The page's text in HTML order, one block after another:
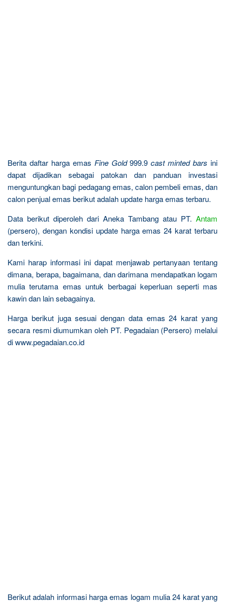
Berita daftar harga emas Fine Gold999.9cast minted barsini
dapat dijadikan sebagai patokan dan panduan investasi
menguntungkan bagi pedagang emas, calon pembeli emas, dan
calon penjual emas berikut adalah update harga emas terbaru.
Data berikut diperoleh dari Aneka Tambang atau PT. Antam
(persero), dengan kondisi update harga emas 24 karat terbaru
dan terkini.
Kami harap informasi ini dapat menjawab pertanyaan tentang
dimana, berapa, bagaimana, dan darimana mendapatkan logam
mulia terutama emas untuk berbagai keperluan seperti mas
kawin dan lain sebagainya.
Harga berikut juga sesuai dengan data emas 24 karat yang
secara resmi diumumkan oleh PT. Pegadaian (Persero) melalui
di www.pegadaian.co.id
Berikut adalah informasi harga emas logam mulia 24 karat yang